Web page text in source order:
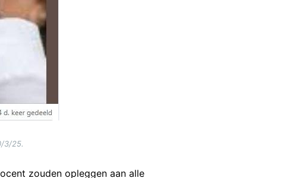
3/25.
zouden opleggen aan alle